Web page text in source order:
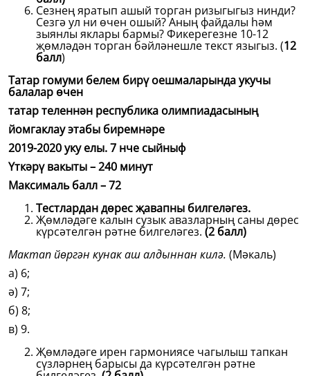
Сезнең яратып ашый торган ризыгыгыз нинди?
Сезгә ул ни өчен ошый? Аның файдалы һәм
зыянлы яклары бармы? Фикерегезне 10-12
җөмләдән торган бәйләнешле текст языгыз. (12
балл)
Татар гомуми белем бирү оешмаларында укучы
балалар өчен
татар теленнән республика олимпиадасының
йомгаклау этабы биремнәре
2019-2020 уку елы. 7 нче сыйныф
Үткәрү вакыты – 240 минут
Максималь балл – 72
Тестлардан дөрес җавапны билгеләгез.
Җөмләдәге калын сузык авазларның саны дөрес
күрсәтелгән рәтне билгеләгез. (2 балл)
Мактап йөргән кунак аш алдыннан килә. (Мәкаль)
а) 6;
ә) 7;
б) 8;
в) 9.
Җөмләдәге ирен гармониясе чагылыш тапкан
сүзләрнең барысы да күрсәтелгән рәтне